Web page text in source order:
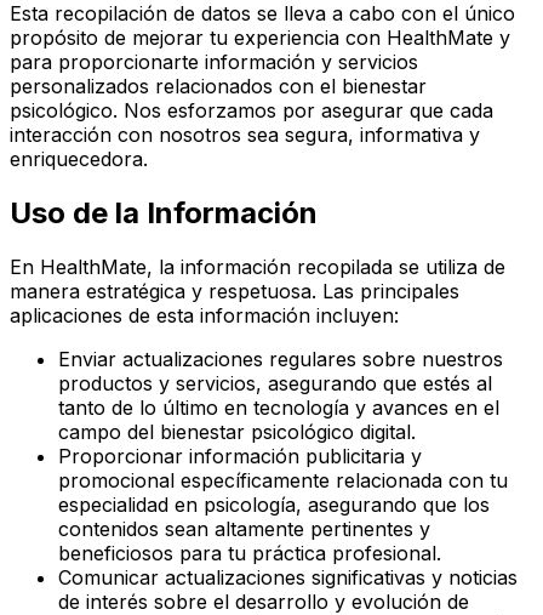
Esta recopilación de datos se lleva a cabo con el único
propósito de mejorar tu experiencia con HealthMate y
para proporcionarte información y servicios
personalizados relacionados con el bienestar
psicológico. Nos esforzamos por asegurar que cada
interacción con nosotros sea segura, informativa y
enriquecedora.
Uso de la Información
En HealthMate, la información recopilada se utiliza de
manera estratégica y respetuosa. Las principales
aplicaciones de esta información incluyen:
Enviar actualizaciones regulares sobre nuestros
productos y servicios, asegurando que estés al
tanto de lo último en tecnología y avances en el
campo del bienestar psicológico digital.
Proporcionar información publicitaria y
promocional específicamente relacionada con tu
especialidad en psicología, asegurando que los
contenidos sean altamente pertinentes y
beneficiosos para tu práctica profesional.
Comunicar actualizaciones significativas y noticias
de interés sobre el desarrollo y evolución de